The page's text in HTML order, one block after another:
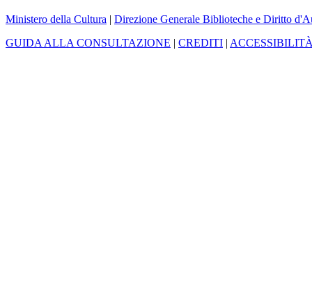
Ministero della Cultura | Direzione Generale Biblioteche e Diritto
GUIDA ALLA CONSULTAZIONE | CREDITI |